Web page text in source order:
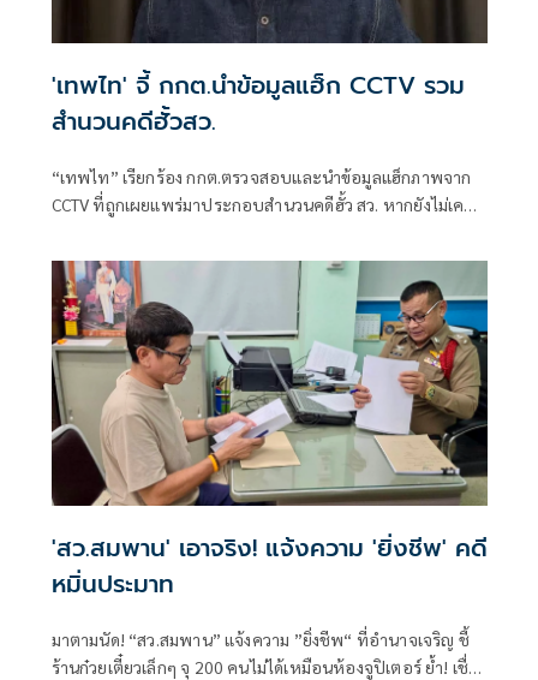
'เทพไท' จี้ กกต.นำข้อมูลแฮ็ก CCTV รวม
สำนวนคดีฮั้วสว.
“เทพไท” เรียกร้อง กกต.ตรวจสอบและนำข้อมูลแฮ็กภาพจาก
CCTV ที่ถูกเผยแพร่มาประกอบสำนวนคดีฮั้ว สว. หากยังไม่เคย
การลงคะแนนตามโพย และควรเร่งสรุปสำนวนส่งศาลฎีกาแผนก
คดีเลือกตั้งโดยเร็ว
'สว.สมพาน' เอาจริง! แจ้งความ 'ยิ่งชีพ' คดี
หมิ่นประมาท
มาตามนัด! “สว.สมพาน” แจ้งความ ”ยิ่งชีพ“ ที่อำนาจเจริญ ชี้
ร้านก๋วยเตี๋ยวเล็กๆ จุ 200 คนไม่ได้เหมือนห้องจูปิเตอร์ ย้ำ! เชื่อ